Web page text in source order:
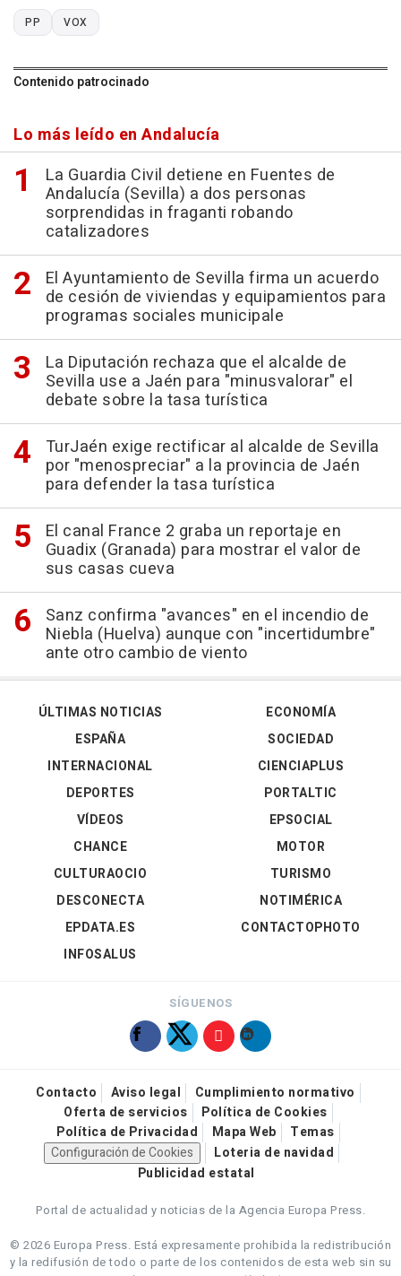
PP VOX
Contenido patrocinado
Lo más leído en Andalucía
La Guardia Civil detiene en Fuentes de
Andalucía (Sevilla) a dos personas
sorprendidas in fraganti robando
catalizadores
El Ayuntamiento de Sevilla firma un acuerdo
de cesión de viviendas y equipamientos para
programas sociales municipale
La Diputación rechaza que el alcalde de
Sevilla use a Jaén para "minusvalorar" el
debate sobre la tasa turística
TurJaén exige rectificar al alcalde de Sevilla
por "menospreciar" a la provincia de Jaén
para defender la tasa turística
El canal France 2 graba un reportaje en
Guadix (Granada) para mostrar el valor de
sus casas cueva
Sanz confirma "avances" en el incendio de
Niebla (Huelva) aunque con "incertidumbre"
ante otro cambio de viento
ÚLTIMAS NOTICIAS
ESPAÑA
INTERNACIONAL
DEPORTES
VÍDEOS
ECONOMÍA
SOCIEDAD
CIENCIAPLUS
PORTALTIC
EPSOCIAL
CHANCE
CULTURAOCIO
DESCONECTA
EPDATA.ES
INFOSALUS
MOTOR
TURISMO
NOTIMÉRICA
CONTACTOPHOTO
SÍGUENOS
Contacto Aviso legal
Cumplimiento normativo
Oferta de servicios
Política de Cookies
Política de Privacidad
Mapa Web
Temas
Configuración de Cookies
Loteria de navidad
Publicidad estatal
Portal de actualidad y noticias de la Agencia Europa Press.
© 2026 Europa Press. Está expresamente prohibida la redistribución
y la redifusión de todo o parte de los contenidos de esta web sin su